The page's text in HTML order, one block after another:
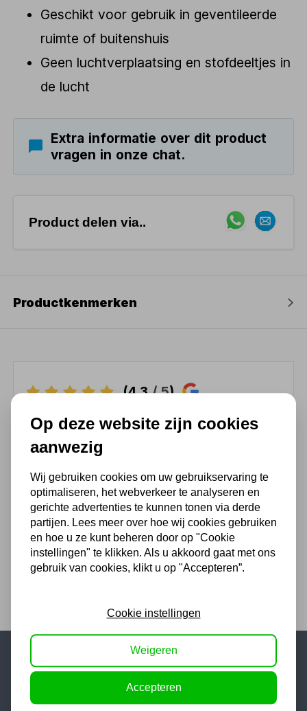
Geschikt voor gebruik in geventileerde
ruimte of buitenshuis
Geen luchtverplaatsing en stofdeeltjes in
de lucht
Extra informatie over dit product
vragen in onze chat.
Product delen via..
Productkenmerken
(4,3/ 5)
Chat met ons van 9:00 tot 21:00 !
Voor 16.00 u besteld, dezelfde dag
(Technische) Vragen ? Bel ons +31
548 51 75 75
1.500 m2 winkel in Rijssen !
Twents familiebedrijf sinds 1992 !
Populaire categorieën
Werkplaatsinrichting
Op deze website zijn cookies
aanwezig
Wij gebruiken cookies om uw gebruikservaring te
optimaliseren, het webverkeer te analyseren en
gerichte advertenties te kunnen tonen via derde
partijen. Lees meer over hoe wij cookies gebruiken
en hoe u ze kunt beheren door op "Cookie
instellingen" te klikken. Als u akkoord gaat met ons
gebruik van cookies, klikt u op "Accepteren”.
Cookie instellingen
Weigeren
Accepteren